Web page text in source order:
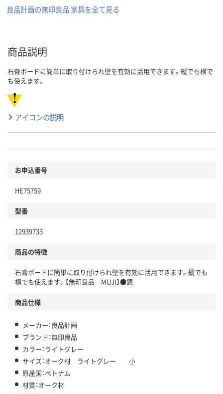
良品計画の無印良品 家具を全て見る
商品説明
石膏ボードに簡単に取り付けられ壁を有効に活用できます。縦でも横で
も使えます。
アイコンの説明
お申込番号
HE75759
型番
12939733
商品の特徴
石膏ボードに簡単に取り付けられ壁を有効に活用できます。縦でも
横でも使えます。【無印良品 MUJI】●鏡
商品仕様
メーカー：良品計画
ブランド：無印良品
カラー：ライトグレー
サイズ：オーク材 ライトグレー 小
原産国：ベトナム
材質：オーク材